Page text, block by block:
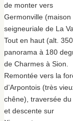
de monter vers
Germonville (maison
seigneuriale de La
Tout en haut (alt.
panorama à 180
de Charmes à Sion.
Remontée vers la
d’Arpontois (très
chêne), traversée du
et descente sur